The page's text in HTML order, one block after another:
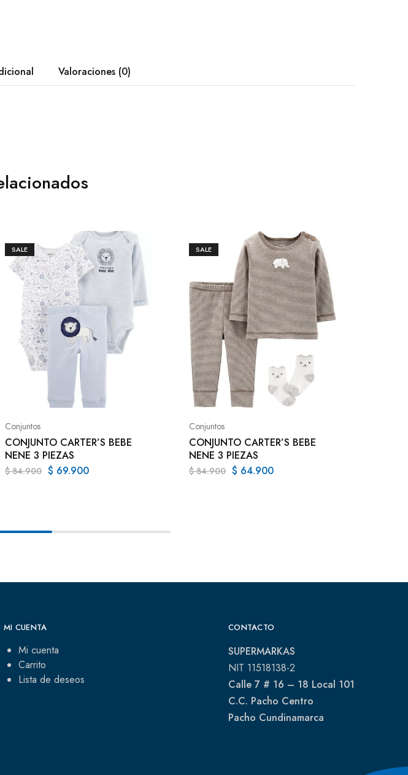
Valoraciones (0)
SALE
Conjuntos
CONJUNTO CARTER’S BEBE
NENE 3 PIEZAS
$84.900 $ 69.900
SALE
Conjuntos
CONJUNTO CARTER’S BEBE
NENE 3 PIEZAS
$84.900 $ 64.900
MI CUENTA
Mi cuenta
Carrito
Lista de deseos
CONTACTO
SUPERMARKAS
NIT 11518138-2
Calle 7 # 16 – 18 Local 101
C.C. Pacho Centro
Pacho Cundinamarca